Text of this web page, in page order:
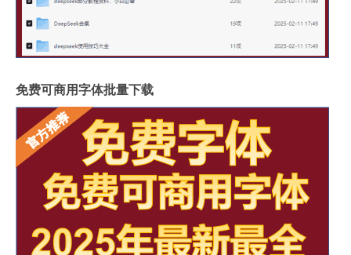
免费可商用字体批量下载